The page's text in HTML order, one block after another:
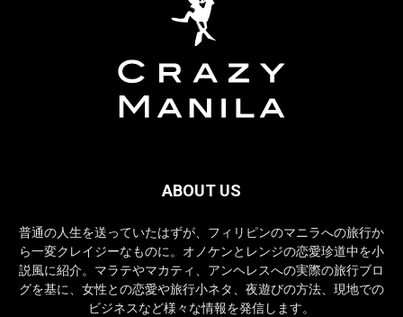
ABOUT US
普通の人生を送っていたはずが、フィリピンのマニラへの旅行か
ら一変クレイジーなものに。オノケンとレンジの恋愛珍道中を小
説風に紹介。マラテやマカティ、アンヘレスへの実際の旅行ブロ
グを基に、女性との恋愛や旅行小ネタ、夜遊びの方法、現地での
ビジネスなど様々な情報を発信します。